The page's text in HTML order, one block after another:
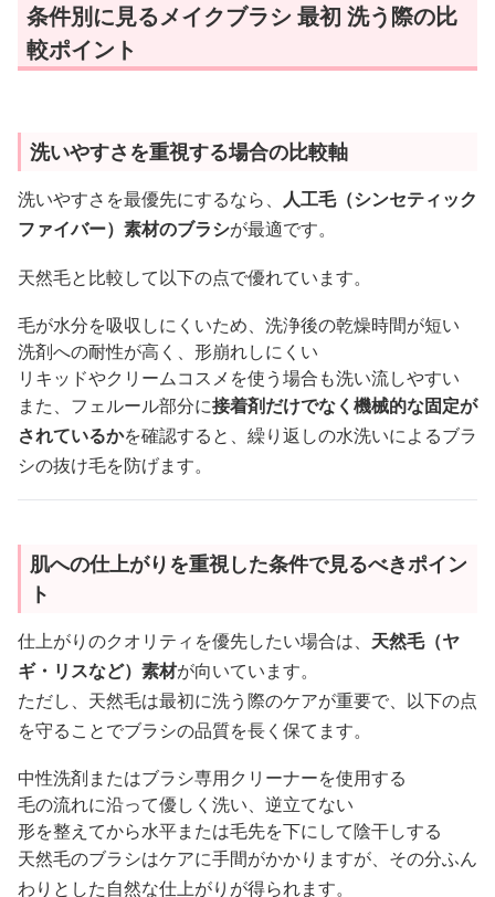
条件別に見るメイクブラシ 最初 洗う際の比
較ポイント
洗いやすさを重視する場合の比較軸
洗いやすさを最優先にするなら、 人工毛（シンセティック
ファイバー）素材のブラシが最適です。
天然毛と比較して以下の点で優れています。
毛が水分を吸収しにくいため、洗浄後の乾燥時間が短い
洗剤への耐性が高く、形崩れしにくい
リキッドやクリームコスメを使う場合も洗い流しやすい
また、フェルール部分に接着剤だけでなく機械的な固定が
されているかを確認すると、繰り返しの水洗いによるブラ
シの抜け毛を防げます。
肌への仕上がりを重視した条件で見るべきポイン
ト
仕上がりのクオリティを優先したい場合は、 天然毛（ヤ
ギ・リスなど）素材が向いています。
ただし、天然毛は最初に洗う際のケアが重要で、以下の点
を守ることでブラシの品質を長く保てます。
中性洗剤またはブラシ専用クリーナーを使用する
毛の流れに沿って優しく洗い、逆立てない
形を整えてから水平または毛先を下にして陰干しする
天然毛のブラシはケアに手間がかかりますが、その分ふん
わりとした自然な仕上がりが得られます。